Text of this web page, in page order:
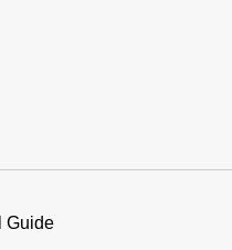
Guide